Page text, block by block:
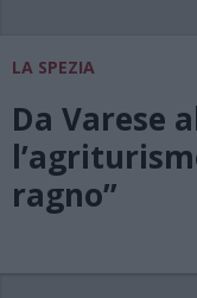
LA SPEZIA
Da Varese
ragno”